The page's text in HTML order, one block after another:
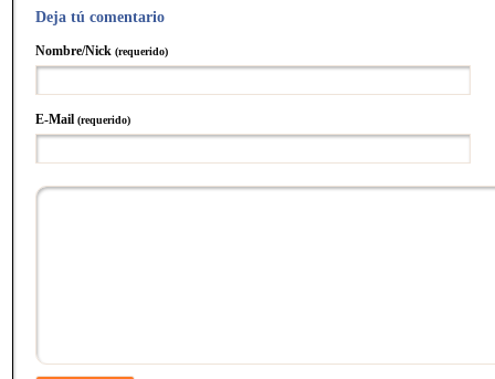
Deja tú comentario
Nombre/Nick (requerido)
E-Mail (requerido)